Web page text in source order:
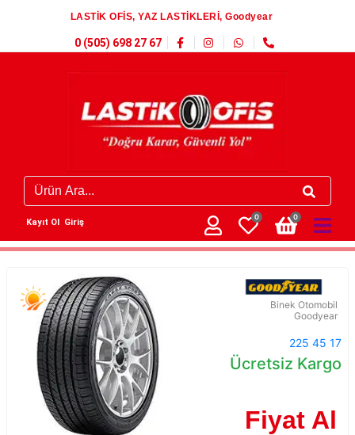
LASTİK OFİS, YAZ LASTİKLERİ, Goodyear
0 (505) 698 27 67
Kayıt Ol Giriş
0 0
Binek Otomobil
Goodyear
225 45 17
Ücretsiz Kargo
Fiyat Al